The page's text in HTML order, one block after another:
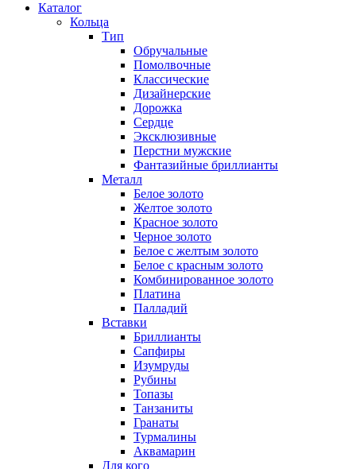
Каталог
Кольца
Тип
Обручальные
Помолвочные
Классические
Дизайнерские
Дорожка
Сердце
Эксклюзивные
Перстни мужские
Фантазийные бриллианты
Металл
Белое золото
Желтое золото
Красное золото
Черное золото
Белое с желтым золото
Белое с красным золото
Комбинированное золото
Платина
Палладий
Вставки
Бриллианты
Сапфиры
Изумруды
Рубины
Топазы
Танзаниты
Гранаты
Турмалины
Аквамарин
Для кого